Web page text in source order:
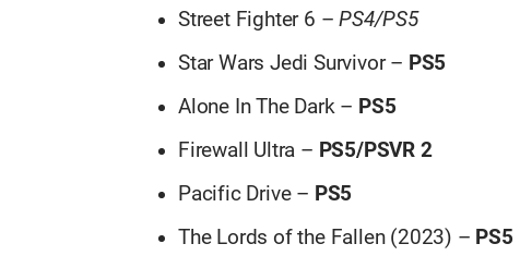
Street Fighter 6 –PS4/PS5
Star Wars Jedi Survivor – PS5
Alone In The Dark – PS5
Firewall Ultra – PS5/PSVR 2
Pacific Drive – PS5
The Lords of the Fallen (2023) – PS5